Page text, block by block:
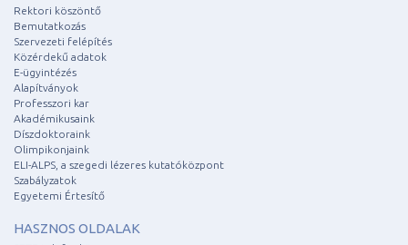
Rektori köszöntő
Bemutatkozás
Szervezeti felépítés
Közérdekű adatok
E-ügyintézés
Alapítványok
Professzori kar
Akadémikusaink
Díszdoktoraink
Olimpikonjaink
ELI-ALPS, a szegedi lézeres kutatóközpont
Szabályzatok
Egyetemi Értesítő
HASZNOS OLDALAK